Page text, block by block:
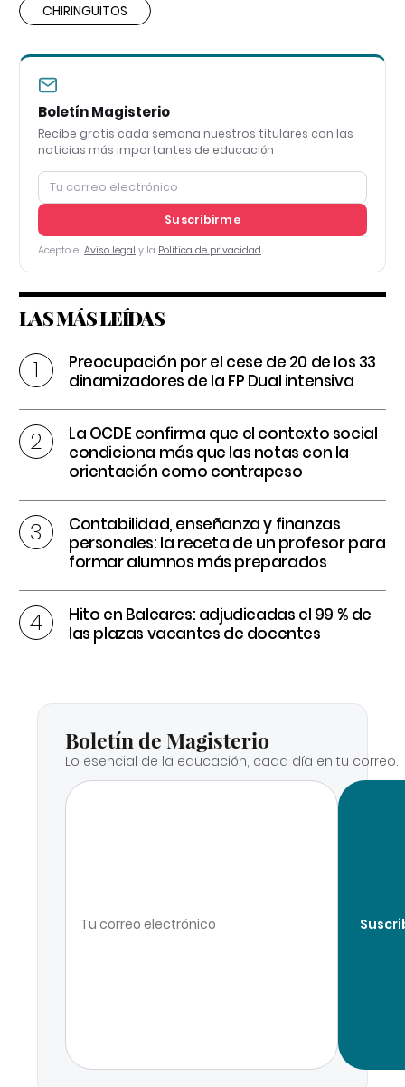
CHIRINGUITOS
Boletín Magisterio
Recibe gratis cada semana nuestros titulares con las
noticias más importantes de educación
Suscribirme
Acepto el Aviso legal y la Política de privacidad
LAS MÁS LEÍDAS
Preocupación por el cese de 20 de los 33
dinamizadores de la FP Dual intensiva
La OCDE confirma que el contexto social
condiciona más que las notas con la
orientación como contrapeso
Contabilidad, enseñanza y finanzas
personales: la receta de un profesor para
formar alumnos más preparados
Hito en Baleares: adjudicadas el 99 % de
las plazas vacantes de docentes
Boletín de Magisterio
Lo esencial de la educación, cada día en tu correo.